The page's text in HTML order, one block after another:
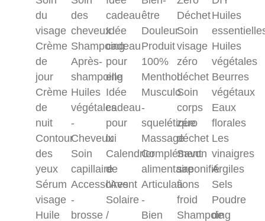
du
visage
Crème
de
jour
Crème
de
nuit
Contour
des
yeux
Sérum
visage
Huile
des
cheveux
Shampoing
Après-
shampoing
Huiles
végétales
-
Cheveux
Soin
capillaire
Accessoires
-
brosse
cadeau
Idée
cadeau
pour
elle
Idée
cadeau
pour
lui
Calendrier
de
l'Avent
Solaire
/
être
Douleur
Produit
100%
Menthol
Musculo
-
squelétique
Massage
Complément
alimentaire
Articulations
-
Bien
Déchet
Soin
visage
zéro
déchet
Soin
corps
zéro
déchet
Savon
saponifié
à
froid
Shampoing
Huiles
Huiles
végétales
Beurres
végétaux
Eaux
florales
Les
vinaigres
Argiles
Sels
Poudre
de